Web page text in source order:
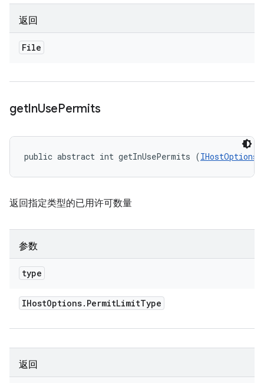
返回
File
getInUsePermits
public abstract int getInUsePermits (
返回指定类型的已用许可数量
参数
type
IHostOptions. PermitLimitType
返回